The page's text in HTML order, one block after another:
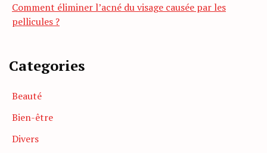
Comment éliminer l’acné du visage causée par les
pellicules ?
Categories
Beauté
Bien-être
Divers